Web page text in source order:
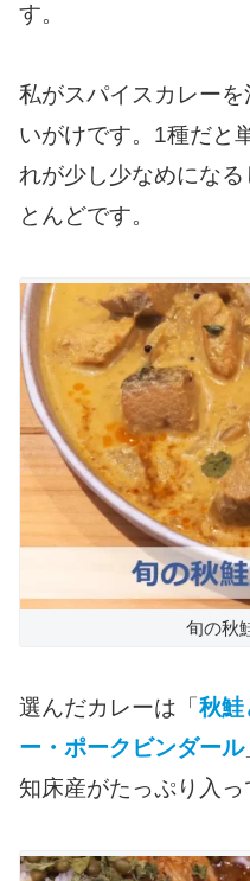
す。
私がスパイスカレー
いがけです。1種だと
れが少し少なめにな
とんどです。
旬の秋
選んだカレーは「 秋鮭
ー・ポークビンダール
知床産がたっぷり入っ